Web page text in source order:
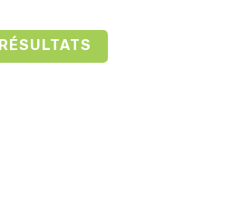
RÉSULTATS